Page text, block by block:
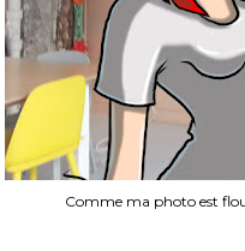
Comme ma photo est